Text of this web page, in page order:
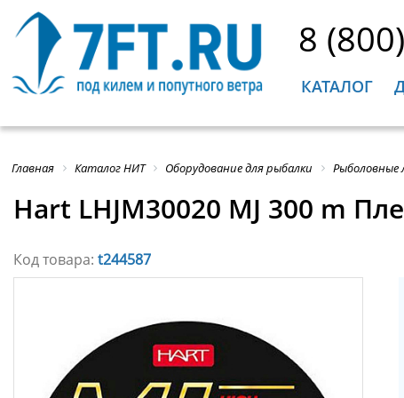
8
КАТАЛОГ
Главная Каталог НИТ Оборудование для рыбалки Рыболовные
Hart LHJM30020 MJ 300 m
Код товара: t244587